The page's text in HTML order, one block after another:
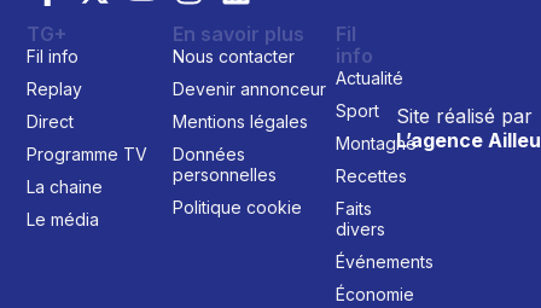
Site réalisé par
L’agence
TG+
Fil info
Replay
Direct
Programme TV
La chaine
Le média
En savoir plus
Nous contacter
Devenir annonceur
Mentions légales
Données
personnelles
Politique cookie
Fil
info
Actualité
Sport
Montagne
Recettes
Faits
divers
Événements
Économie